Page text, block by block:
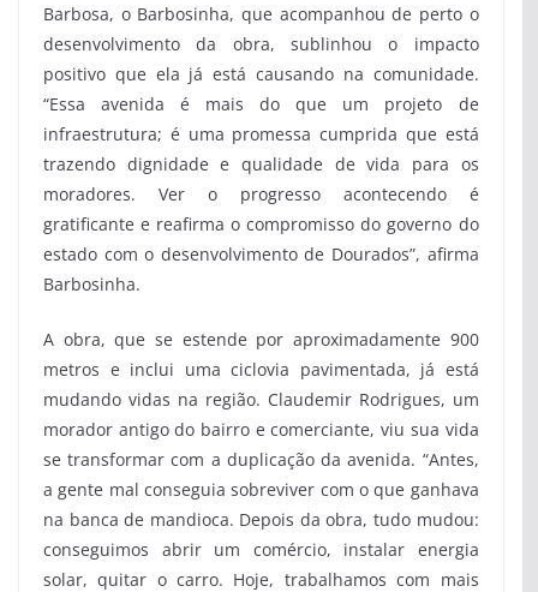
Barbosa, o Barbosinha, que acompanhou de perto o
desenvolvimento da obra, sublinhou o impacto
positivo que ela já está causando na comunidade.
“Essa avenida é mais do que um projeto de
infraestrutura; é uma promessa cumprida que está
trazendo dignidade e qualidade de vida para os
moradores. Ver o progresso acontecendo é
gratificante e reafirma o compromisso do governo do
estado com o desenvolvimento de Dourados”, afirma
Barbosinha.
A obra, que se estende por aproximadamente 900
metros e inclui uma ciclovia pavimentada, já está
mudando vidas na região. Claudemir Rodrigues, um
morador antigo do bairro e comerciante, viu sua vida
se transformar com a duplicação da avenida. “Antes,
a gente mal conseguia sobreviver com o que ganhava
na banca de mandioca. Depois da obra, tudo mudou:
conseguimos abrir um comércio, instalar energia
solar, quitar o carro. Hoje, trabalhamos com mais